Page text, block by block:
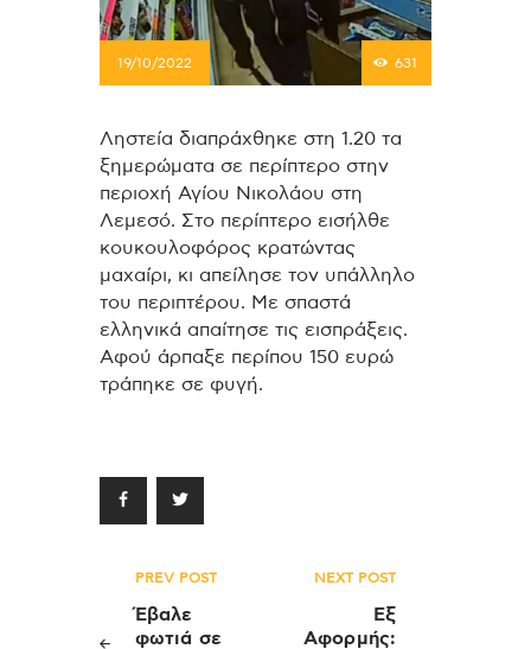
19/10/2022 631
Ληστεία διαπράχθηκε στη 1.20 τα
ξημερώματα σε περίπτερο στην
περιοχή Αγίου Νικολάου στη
Λεμεσό. Στο περίπτερο εισήλθε
κουκουλοφόρος κρατώντας
μαχαίρι, κι απείλησε τον υπάλληλο
του περιπτέρου. Με σπαστά
ελληνικά απαίτησε τις εισπράξεις.
Αφού άρπαξε περίπου 150 ευρώ
τράπηκε σε φυγή.
Πλοήγηση
άρθρων
PREV POST
Έβαλε
φωτιά σε
NEXT POST
Εξ
Αφορμής: